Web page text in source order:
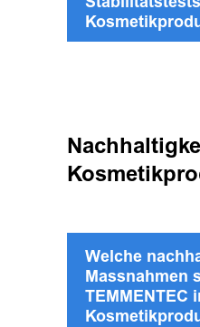
Welche
Massnahmen
TEMMENTEC